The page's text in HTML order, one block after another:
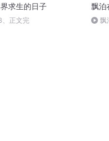
求生的日子
、正文完
飘泊
飘